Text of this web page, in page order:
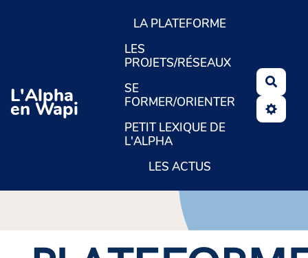
Aller au contenu principal
L'Alpha
en Wapi
LA PLATEFORME
LES
PROJETS/RÉSEAUX
SE
FORMER/ORIENTER
PETIT LEXIQUE DE
L'ALPHA
LES ACTUS